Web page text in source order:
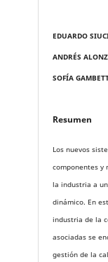
EDUARDO
ANDRÉS
SOFÍA
Resumen
Los nuevos
componentes y
la industria a
dinámico. En
industria de la
asociadas se
gestión de la